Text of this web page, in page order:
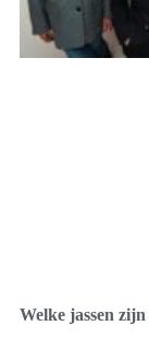
Welke jassen